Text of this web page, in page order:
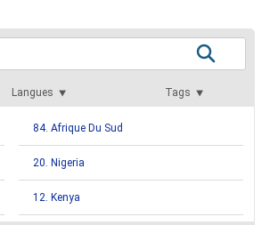
Langues Tags
84. Afrique Du Sud
20. Nigeria
12. Kenya